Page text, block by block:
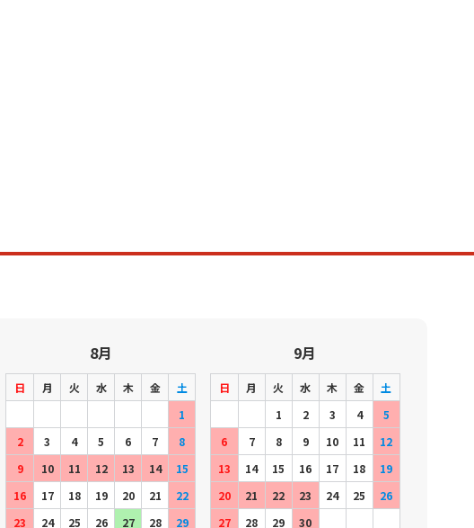
8月
日 月 火 水 木 金
土
1
2
3 4 5 6 7
8
9
10 11 12 13 14
15
16
17 18 19 20 21
22
23
24 25 26 27 28 29
9月
日 月 火 水 木 金
土
1
2 3 4
5
6
7 8 9 10 11
12
13
14 15 16 17 18
19
20
21 22 23 24 25
26
27
28 29 30